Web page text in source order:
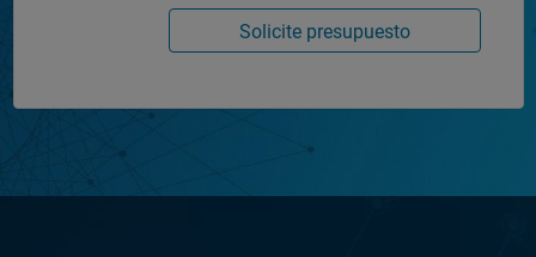
Solicite presupuesto